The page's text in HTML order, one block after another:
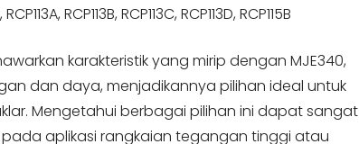
RCP113A, RCP113B, RCP113C, RCP113D, RCP115B
karakteristik yang mirip dengan MJE340,
dan daya, menjadikannya pilihan ideal untuk
Mengetahui berbagai pilihan ini dapat sangat
aplikasi rangkaian tegangan tinggi atau